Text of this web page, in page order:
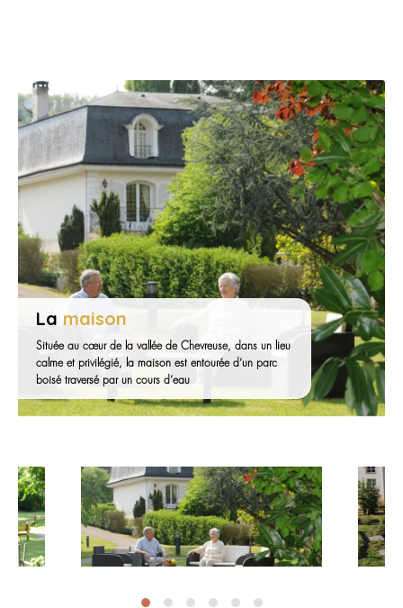
La maison
Située au cœur de la vallée de Chevreuse, dans un lieu
calme et privilégié, la maison est entourée d’un parc
boisé traversé par un cours d’eau